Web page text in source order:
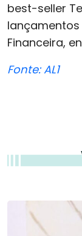
best-seller
lançamentos
Financeira,
Fonte: AL1